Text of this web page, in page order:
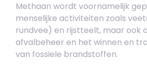
Methaan wordt voornamelijk
menselijke activiteiten zoals
rundvee) en rijstteelt, maar ook
afvalbeheer en het winnen en
van fossiele brandstoffen.